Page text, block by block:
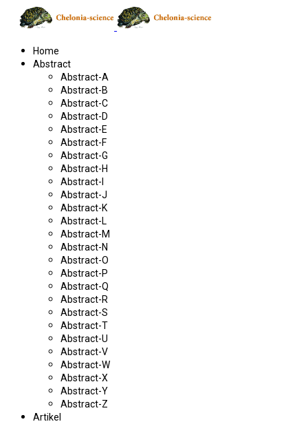
Home
Abstract
Abstract-A
Abstract-B
Abstract-C
Abstract-D
Abstract-E
Abstract-F
Abstract-G
Abstract-H
Abstract-I
Abstract-J
Abstract-K
Abstract-L
Abstract-M
Abstract-N
Abstract-O
Abstract-P
Abstract-Q
Abstract-R
Abstract-S
Abstract-T
Abstract-U
Abstract-V
Abstract-W
Abstract-X
Abstract-Y
Abstract-Z
Artikel